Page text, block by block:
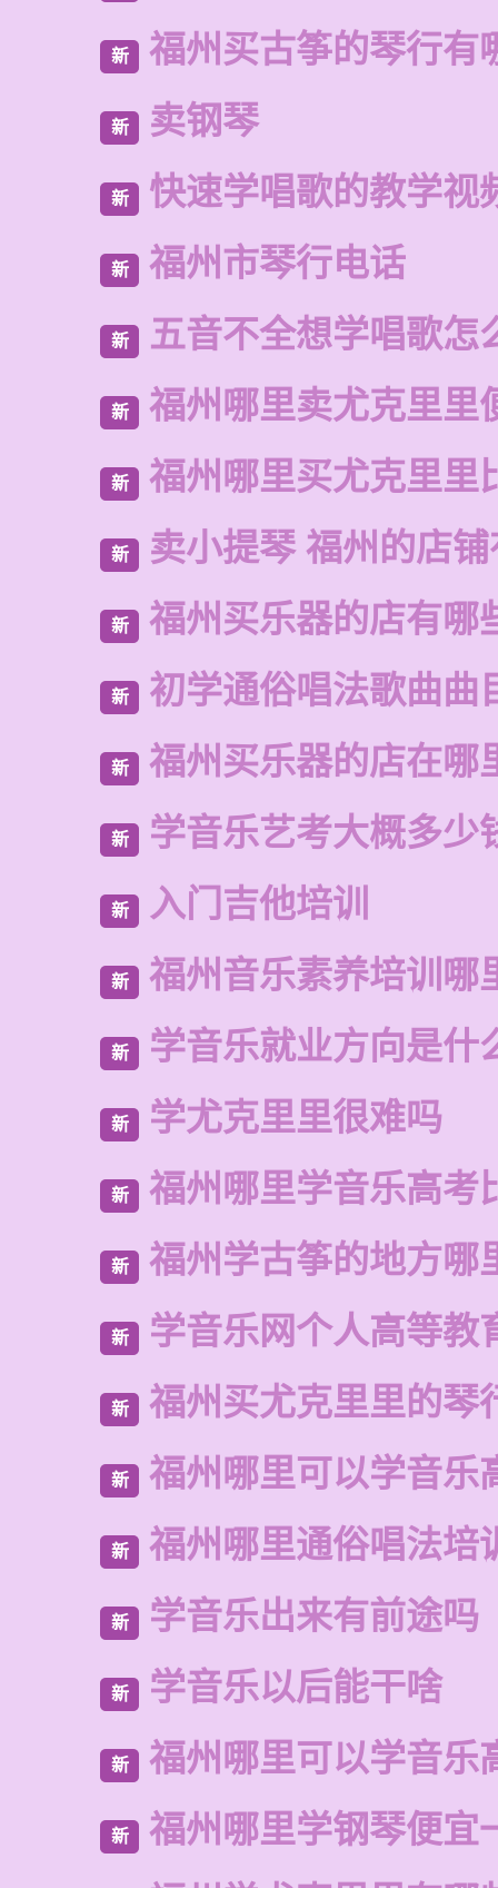
新 福州买古筝的琴行有
新 卖钢琴
新 快速学唱歌的教学视
新 福州市琴行电话
新 五音不全想学唱歌怎
新 福州哪里卖尤克里里
新 福州哪里买尤克里里
新 卖小提琴 福州的店
新 福州买乐器的店有哪
新 初学通俗唱法歌曲曲
新 福州买乐器的店在哪
新 学音乐艺考大概多少
新 入门吉他培训
新 福州音乐素养培训哪
新 学音乐就业方向是什
新 学尤克里里很难吗
新 福州哪里学音乐高考
新 福州学古筝的地方哪
新 学音乐网个人高等教
新 福州买尤克里里的琴
新 福州哪里可以学音乐
新 福州哪里通俗唱法培
新 学音乐出来有前途吗
新 学音乐以后能干啥
新 福州哪里可以学音乐
新
福州哪里学钢琴便宜